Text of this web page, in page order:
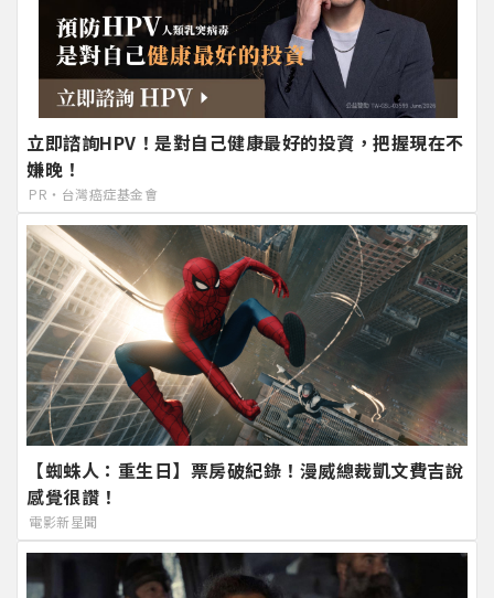
立即諮詢HPV！是對自己健康最好的投資，把握現在不
嫌晚！
PR・台灣癌症基金會
【蜘蛛人：重生日】票房破紀錄！漫威總裁凱文費吉說
感覺很讚！
電影新星聞